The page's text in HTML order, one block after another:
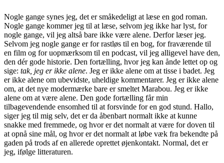
JEG
KAN
ÅNDE
LETTET
OP
OG
SIGE: TAK,
Nogle gange synes jeg, det er småkedeligt at læse en god roman.
Nogle gange kommer jeg til at læse, selvom jeg ikke har lyst, for
nogle gange, vil jeg altså bare ikke være alene. Derfor læser jeg.
Selvom jeg nogle gange er for rastløs til en bog, for fraværende til
en film og for uopmærksom til en podcast, vil jeg alligevel have den,
den dér gode historie. Den fortælling, hvor jeg kan ånde lettet op og
sige: tak, jeg er ikke alene. Jeg er ikke alene om at tisse i badet. Jeg
er ikke alene om ubevidste, uheldige kommentarer. Jeg er ikke alene
om, at det nye modermærke bare er smeltet Marabou. Jeg er ikke
alene om at være alene. Den gode fortælling får min
tilbagevendende ensomhed til at forsvinde for en god stund. Hallo,
siger jeg til mig selv, det er da åbenbart normalt ikke at kunne
snakke med fremmede, og hvor er det normalt at være for doven til
at opnå sine mål, og hvor er det normalt at løbe væk fra bekendte på
gaden på trods af en allerede oprettet øjenkontakt. Normal, det er
jeg, ifølge litteraturen.